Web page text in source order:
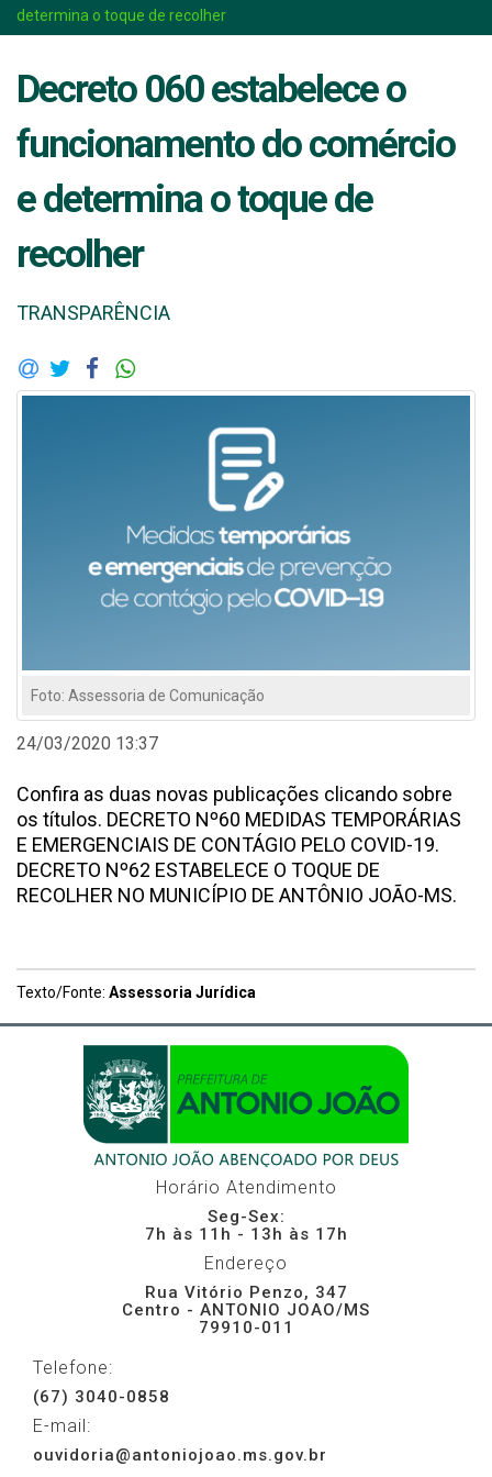
determina o toque de recolher
Decreto 060 estabelece o
funcionamento do comércio
e determina o toque de
recolher
TRANSPARÊNCIA
Foto: Assessoria de Comunicação
24/03/2020 13:37
Confira as duas novas publicações clicando sobre
os títulos. DECRETO Nº60 MEDIDAS TEMPORÁRIAS
E EMERGENCIAIS DE CONTÁGIO PELO COVID-19.
DECRETO Nº62 ESTABELECE O TOQUE DE
RECOLHER NO MUNICÍPIO DE ANTÔNIO JOÃO-MS.
Texto/Fonte: Assessoria Jurídica
Horário Atendimento
Seg-Sex:
7h às 11h - 13h às 17h
Endereço
Rua Vitório Penzo, 347
Centro - ANTONIO JOAO/MS
79910-011
Telefone:
(67) 3040-0858
E-mail:
ouvidoria@antoniojoao.ms.gov.br